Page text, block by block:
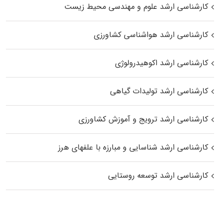
کارشناسی ارشد علوم و مهندسی محیط زیست
کارشناسی ارشد هواشناسی کشاورزی
کارشناسی ارشد اکوهیدرولوژی
کارشناسی ارشد تولیدات گیاهی
کارشناسی ارشد ترویج و آموزش کشاورزی
کارشناسی ارشد شناسایی و مبارزه با علفهای هرز
کارشناسی ارشد توسعه روستایی